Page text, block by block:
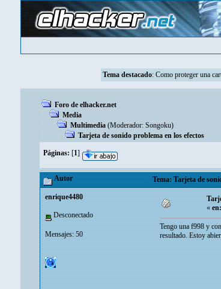
Tema destacado: Como proteger una
Foro de elhacker.net
Media
Multimedia (Moderador: Songoku)
Tarjeta de sonido problema en los efectos
Páginas: [1]
Autor Tema: Tarjeta de
enrique4480
Desconectado
Mensajes: 50
«en:
Tengo una f998 y
resultado. Estoy